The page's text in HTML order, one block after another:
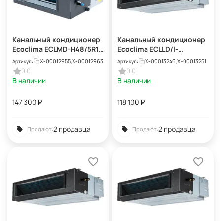
Канальный кондиционер
Ecoclima ECLMD-H48/5R1C
+ ECL-H48/5R1C(U)
Артикул: X-00012955,X-00012963
0.0
В наличии
147 300 ₽
Продают:2 продавца
Канальный кондиционер
Ecoclima ECLLD/I-
TC24/4R1 + ECL/I-TC24/4R1
Артикул: X-00013246,X-00013251
0.0
В наличии
118 100 ₽
Продают:2 продавца